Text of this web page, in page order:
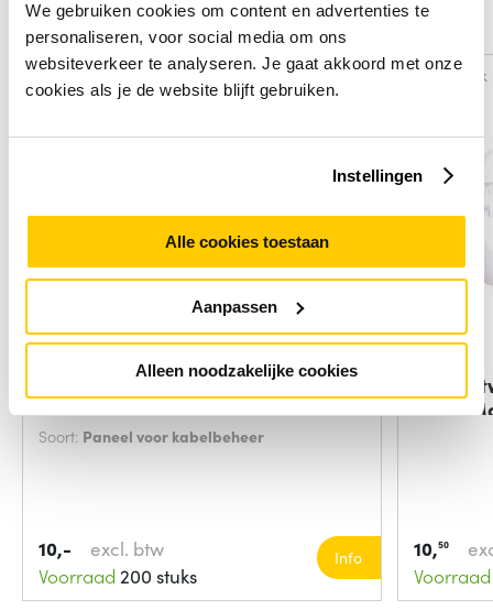
We gebruiken cookies om content en advertenties te
personaliseren, voor social media om ons
websiteverkeer te analyseren. Je gaat akkoord met onze
cookies als je de website blijft gebruiken.
Instellingen
Alle cookies toestaan
Aanpassen
Alleen noodzakelijke cookies
Alternatieven
Vergelijk
ACT Rangeeroog horizontaal /
vertikaal 1HE
Soort: Paneel voor kabelbeheer
10,-
excl. btw
Voorraad 200 stuks
Info
Vergelijk
HPE
Flush
10,50
Voorraad